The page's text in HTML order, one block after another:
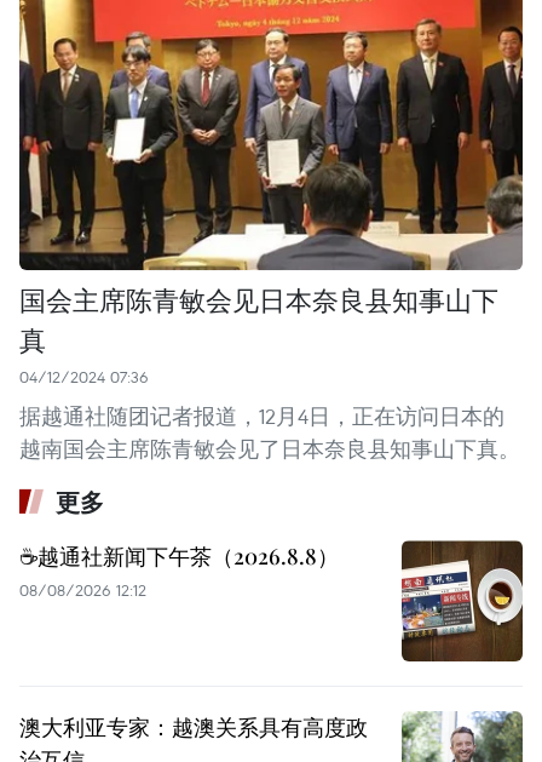
国会主席陈青敏会见日本奈良县知事山下
真
04/12/2024 07:36
据越通社随团记者报道，12月4日，正在访问日本的
越南国会主席陈青敏会见了日本奈良县知事山下真。
更多
☕️越通社新闻下午茶（2026.8.8）
08/08/2026 12:12
澳大利亚专家：越澳关系具有高度政